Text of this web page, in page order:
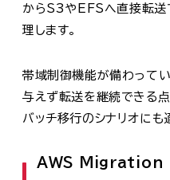
からS3やEFSへ直接転送
理します。
帯域制御機能が備わってい
与えず転送を継続できる
バッチ移行のシナリオにも
AWS Migration